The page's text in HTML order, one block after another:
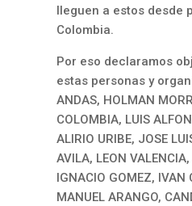
lleguen a estos desde
Colombia.
Por eso declaramos
estas personas y
ANDAS, HOLMAN
COLOMBIA, LUIS
ALIRIO URIBE, JOSE
AVILA, LEON
IGNACIO GOMEZ, IVAN
MANUEL ARANGO,